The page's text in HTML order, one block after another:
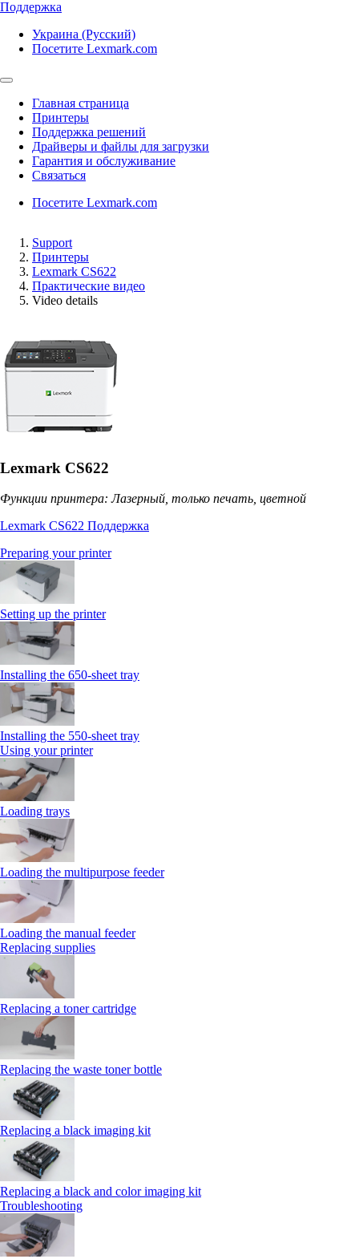
Поддержка
Украина (Русский)
Посетите Lexmark.com
Главная страница
Принтеры
Поддержка решений
Драйверы и файлы для загрузки
Гарантия и обслуживание
Связаться
Посетите Lexmark.com
Support
Принтеры
Lexmark CS622
Практические видео
Video details
Lexmark CS622
Функции принтера: Лазерный, только печать, цветной
Lexmark CS622 Поддержка
Preparing your printer
Setting up the printer
Installing the 650‑sheet tray
Installing the 550‑sheet tray
Using your printer
Loading trays
Loading the multipurpose feeder
Loading the manual feeder
Replacing supplies
Replacing a toner cartridge
Replacing the waste toner bottle
Replacing a black imaging kit
Replacing a black and color imaging kit
Troubleshooting